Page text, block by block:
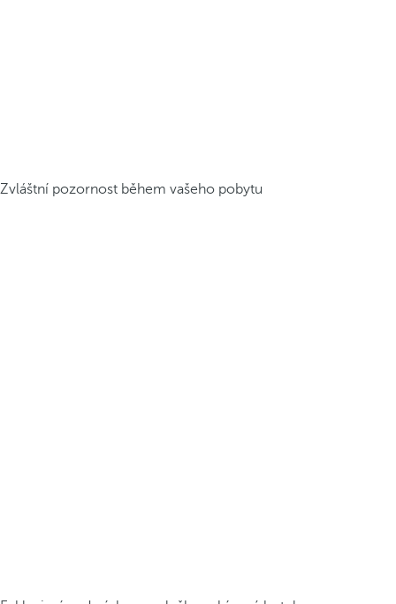
Zvláštní pozornost během vašeho pobytu